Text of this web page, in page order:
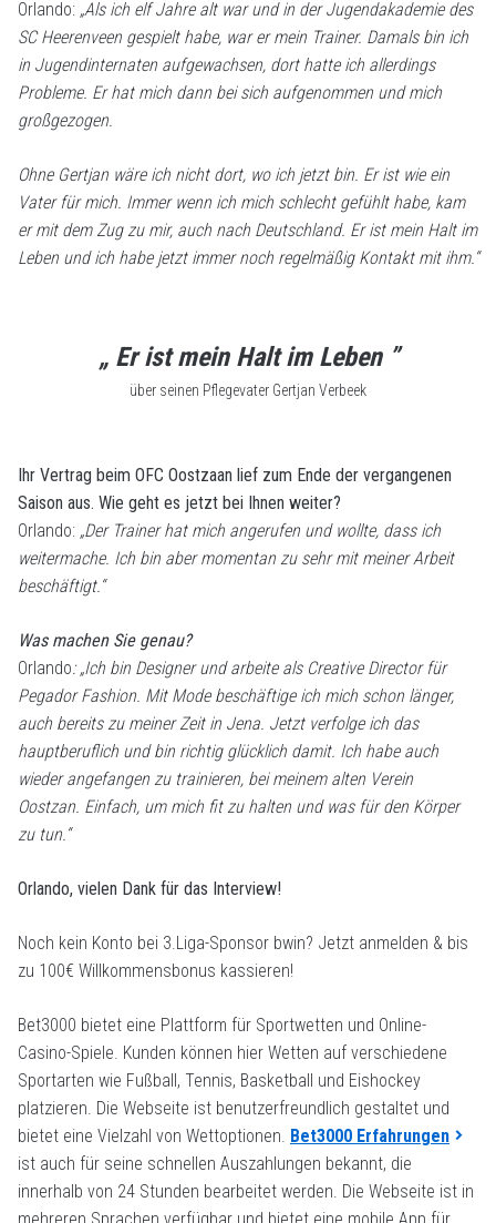
Orlando: „Als ich elf Jahre alt war und in der Jugendakademie des
SC Heerenveen gespielt habe, war er mein Trainer. Damals bin ich
in Jugendinternaten aufgewachsen, dort hatte ich allerdings
Probleme. Er hat mich dann bei sich aufgenommen und mich
großgezogen.
Ohne Gertjan wäre ich nicht dort, wo ich jetzt bin. Er ist wie ein
Vater für mich. Immer wenn ich mich schlecht gefühlt habe, kam
er mit dem Zug zu mir, auch nach Deutschland. Er ist mein Halt im
Leben und ich habe jetzt immer noch regelmäßig Kontakt mit ihm.“
„ Er ist mein Halt im Leben ”
über seinen Pflegevater Gertjan Verbeek
Ihr Vertrag beim OFC Oostzaan lief zum Ende der vergangenen
Saison aus. Wie geht es jetzt bei Ihnen weiter?
Orlando: „Der Trainer hat mich angerufen und wollte, dass ich
weitermache. Ich bin aber momentan zu sehr mit meiner Arbeit
beschäftigt.“
Was machen Sie genau?
Orlando: „Ich bin Designer und arbeite als Creative Director für
Pegador Fashion. Mit Mode beschäftige ich mich schon länger,
auch bereits zu meiner Zeit in Jena. Jetzt verfolge ich das
hauptberuflich und bin richtig glücklich damit. Ich habe auch
wieder angefangen zu trainieren, bei meinem alten Verein
Oostzan. Einfach, um mich fit zu halten und was für den Körper
zu tun.“
Orlando, vielen Dank für das Interview!
Noch kein Konto bei 3.Liga-Sponsor bwin? Jetzt anmelden & bis
zu 100€ Willkommensbonus kassieren!
Bet3000 bietet eine Plattform für Sportwetten und Online-
Casino-Spiele. Kunden können hier Wetten auf verschiedene
Sportarten wie Fußball, Tennis, Basketball und Eishockey
platzieren. Die Webseite ist benutzerfreundlich gestaltet und
bietet eine Vielzahl von Wettoptionen. Bet3000 Erfahrungen
ist auch für seine schnellen Auszahlungen bekannt, die
innerhalb von 24 Stunden bearbeitet werden. Die Webseite ist in